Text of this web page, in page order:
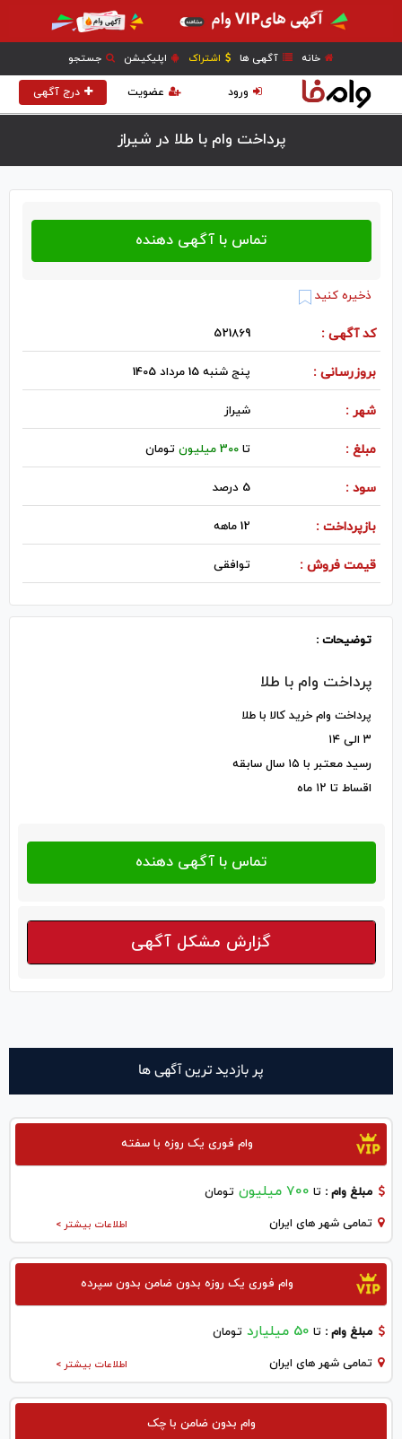
خانه آگهی ها اشتراک اپلیکیشن جستجو
درج آگهی عضویت ورود
پرداخت وام با طلا در شيراز
ذخیره کنید
کد آگهی : 521869
بروزرسانی : پنج شنبه 15 مرداد 1405
شهر : شيراز
مبلغ : تا300 میلیون تومان
سود : 5 درصد
بازپرداخت : 12 ماهه
قیمت فروش : توافقی
توضیحات :
پرداخت وام با طلا
پرداخت وام خرید کالا با طلا
۳ الی ۱۴
رسید معتبر با ۱۵ سال سابقه
اقساط تا ۱۲ ماه
گزارش مشکل آگهی
پر بازدید ترین آگهی ها
وام فوری یک روزه با سفته
مبلغ وام : تا 700 میلیون تومان
اطلاعات بیشتر > تمامی شهر های ایران
وام فوری یک روزه بدون ضامن بدون سپرده
مبلغ وام : تا 50 میلیارد تومان
اطلاعات بیشتر > تمامی شهر های ایران
وام بدون ضامن با چک